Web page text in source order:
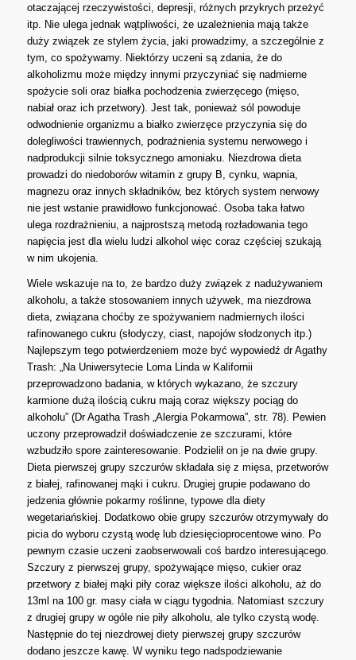
otaczającej rzeczywistości, depresji, różnych przykrych przeżyć
itp. Nie ulega jednak wątpliwości, że uzależnienia mają także
duży związek ze stylem życia, jaki prowadzimy, a szczególnie z
tym, co spożywamy. Niektórzy uczeni są zdania, że do
alkoholizmu może między innymi przyczyniać się nadmierne
spożycie soli oraz białka pochodzenia zwierzęcego (mięso,
nabiał oraz ich przetwory). Jest tak, ponieważ sól powoduje
odwodnienie organizmu a białko zwierzęce przyczynia się do
dolegliwości trawiennych, podrażnienia systemu nerwowego i
nadprodukcji silnie toksycznego amoniaku. Niezdrowa dieta
prowadzi do niedoborów witamin z grupy B, cynku, wapnia,
magnezu oraz innych składników, bez których system nerwowy
nie jest wstanie prawidłowo funkcjonować. Osoba taka łatwo
ulega rozdrażnieniu, a najprostszą metodą rozładowania tego
napięcia jest dla wielu ludzi alkohol więc coraz częściej szukają
w nim ukojenia.
Wiele wskazuje na to, że bardzo duży związek z nadużywaniem
alkoholu, a także stosowaniem innych używek, ma niezdrowa
dieta, związana choćby ze spożywaniem nadmiernych ilości
rafinowanego cukru (słodyczy, ciast, napojów słodzonych itp.)
Najlepszym tego potwierdzeniem może być wypowiedź dr Agathy
Trash: „Na Uniwersytecie Loma Linda w Kalifornii
przeprowadzono badania, w których wykazano, że szczury
karmione dużą ilością cukru mają coraz większy pociąg do
alkoholu” (Dr Agatha Trash „Alergia Pokarmowa”, str. 78). Pewien
uczony przeprowadził doświadczenie ze szczurami, które
wzbudziło spore zainteresowanie. Podzielił on je na dwie grupy.
Dieta pierwszej grupy szczurów składała się z mięsa, przetworów
z białej, rafinowanej mąki i cukru. Drugiej grupie podawano do
jedzenia głównie pokarmy roślinne, typowe dla diety
wegetariańskiej. Dodatkowo obie grupy szczurów otrzymywały do
picia do wyboru czystą wodę lub dziesięcioprocentowe wino. Po
pewnym czasie uczeni zaobserwowali coś bardzo interesującego.
Szczury z pierwszej grupy, spożywające mięso, cukier oraz
przetwory z białej mąki piły coraz większe ilości alkoholu, aż do
13ml na 100 gr. masy ciała w ciągu tygodnia. Natomiast szczury
z drugiej grupy w ogóle nie piły alkoholu, ale tylko czystą wodę.
Następnie do tej niezdrowej diety pierwszej grupy szczurów
dodano jeszcze kawę. W wyniku tego nadspodziewanie